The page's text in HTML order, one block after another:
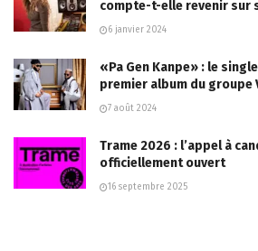
compte-t-elle revenir sur
6 janvier 2024
«Pa Gen Kanpe» : le
premier album du groupe
7 août 2024
Trame 2026 : l’appel à
officiellement ouvert
16 septembre 2025